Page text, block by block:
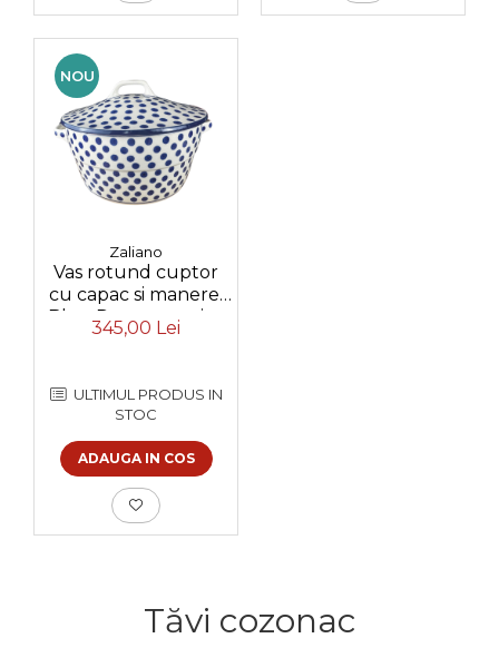
NOU
Zaliano
Vas rotund cuptor
cu capac si manere,
Blue Dots, ceramica
smaltuita, pictata
345,00 Lei
ULTIMUL PRODUS IN
STOC
ADAUGA IN COS
Tăvi cozonac